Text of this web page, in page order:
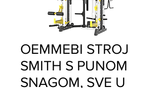
OEMMEBI STROJ
SMITH S PUNOM
SNAGOM, SVE U